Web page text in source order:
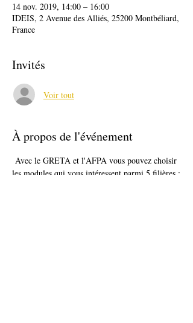
14 nov. 2019, 14:00 – 16:00
IDEIS, 2 Avenue des Alliés, 25200 Montbéliard,
France
Invités
Voir tout
À propos de l'événement
Avec le GRETA et l'AFPA vous pouvez choisir
les modules qui vous intéressent parmi 5 filières :